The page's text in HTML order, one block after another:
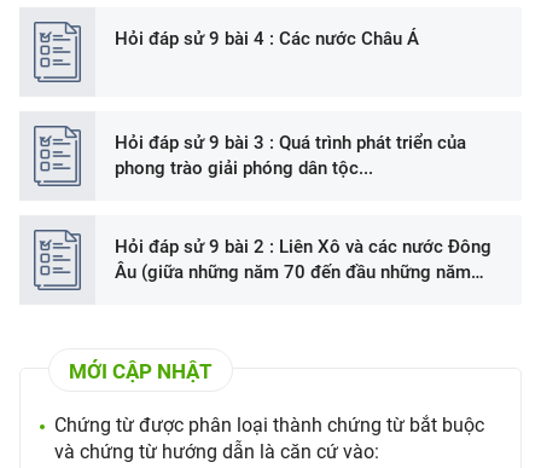
Hỏi đáp sử 9 bài 4 : Các nước Châu Á
Hỏi đáp sử 9 bài 3 : Quá trình phát triển của
phong trào giải phóng dân tộc...
Hỏi đáp sử 9 bài 2 : Liên Xô và các nước Đông
Âu (giữa những năm 70 đến đầu những năm
MỚI CẬP NHẬT
Chứng từ được phân loại thành chứng từ bắt buộc
và chứng từ hướng dẫn là căn cứ vào: